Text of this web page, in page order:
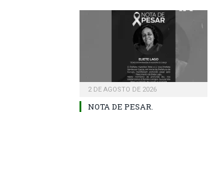
2 DE AGOSTO DE 2026
NOTA DE PESAR.